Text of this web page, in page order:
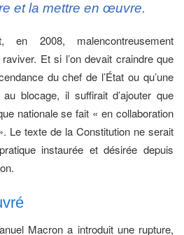
et la mettre en œuvre.
en 2008, malencontreusement
Et si l’on devait craindre que
du chef de l’État ou qu’une
blocage, il suffirait d’ajouter que
nationale se fait « en collaboration
Le texte de la Constitution ne serait
instaurée et désirée depuis
Macron a introduit une rupture,